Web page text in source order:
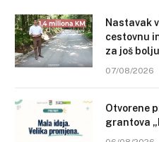
Nastavak
cestovnu
za još
07/08/2026
Otvorene
grantova